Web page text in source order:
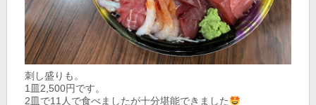
刺し盛りも。
1皿2,500円です。
2皿で11人で食べましたが十分堪能できました